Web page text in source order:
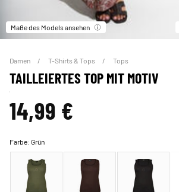
Maße des Models ansehen
Damen T-Shirts & Tops Tops
TAILLEIERTES TOP MIT MOTIV
14,99 €
Farbe:Grün